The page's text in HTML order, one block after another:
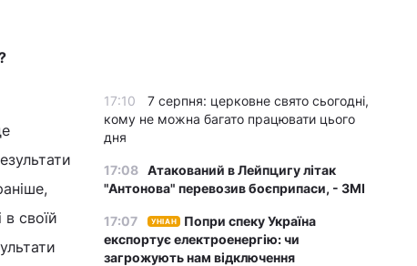
своїй
17:10
7 серпня: церковне свято сьогодні,
кому не можна багато працювати цього
дня
17:08 Атакований в Лейпцигу літак
"Антонова" перевозив боєприпаси, - ЗМІ
17:07 УНІАН
Попри спеку Україна
експортує електроенергію: чи
загрожують нам відключення